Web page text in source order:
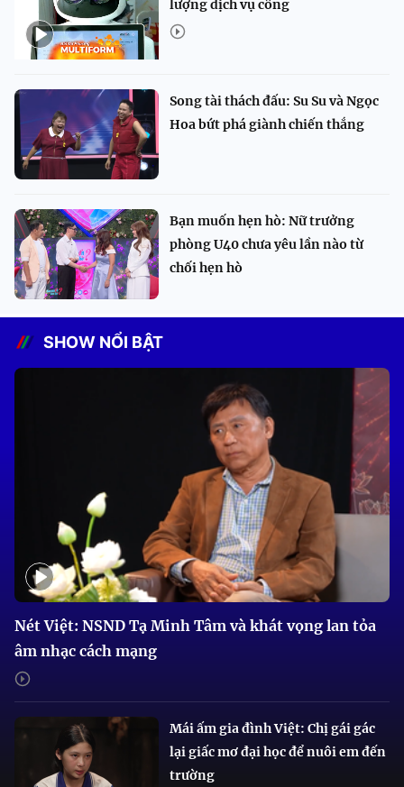
lượng dịch vụ công
Song tài thách đấu: Su Su và Ngọc
Hoa bứt phá giành chiến thắng
Bạn muốn hẹn hò: Nữ trưởng
phòng U40 chưa yêu lần nào từ
chối hẹn hò
SHOW NỔI BẬT
Nét Việt: NSND Tạ Minh Tâm và khát vọng lan tỏa
âm nhạc cách mạng
Mái ấm gia đình Việt: Chị gái gác
lại giấc mơ đại học để nuôi em đến
trường